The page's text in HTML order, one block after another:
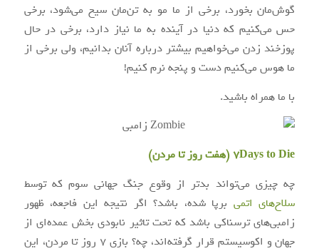
گوش‌مان بخورد، برخی از ما مو به تن‌مان سیخ می‌شود، برخی
حس می‌کنیم که دنیا در آینده به ما نیاز دارد، برخی در حال
پوزخند زدن می‌خواهیم بیشتر درباره آنان بدانیم، ولی برخی از
ما هوس می‌کنیم دست و پنجه نرم کنیم!
با ما همراه باشید.
7Days to Die (هفت روز تا مردن)
چه چیزی می‌تواند بدتر از وقوع جنگ جهانی سوم که توسط
سلاح‌های اتمی برپا شده، باشد؟ اگر نتیجه این فاجعه، ظهور
زامبی‌های ترسناکی باشد که تحت تاثیر نابودی بخش عمده‌ای از
جهان و اکوسیستم قرار گرفته‌اند، چه؟ بازی ۷ روز تا مردن، این